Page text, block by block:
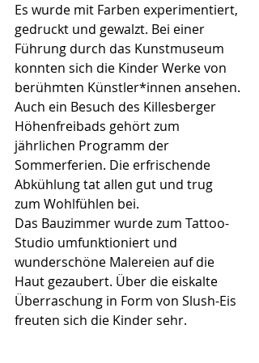
Es wurde mit Farben experimentiert,
gedruckt und gewalzt. Bei einer
Führung durch das Kunstmuseum
konnten sich die Kinder Werke von
berühmten Künstler*innen ansehen.
Auch ein Besuch des Killesberger
Höhenfreibads gehört zum
jährlichen Programm der
Sommerferien. Die erfrischende
Abkühlung tat allen gut und trug
zum Wohlfühlen bei.
Das Bauzimmer wurde zum Tattoo-
Studio umfunktioniert und
wunderschöne Malereien auf die
Haut gezaubert. Über die eiskalte
Überraschung in Form von Slush-Eis
freuten sich die Kinder sehr.